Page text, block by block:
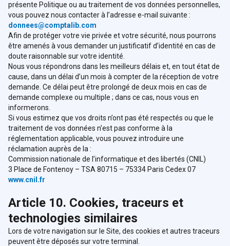
présente Politique ou au traitement de vos données personnelles,
vous pouvez nous contacter à l’adresse e-mail suivante :
donnees@comptalib.com
Afin de protéger votre vie privée et votre sécurité, nous pourrons
être amenés à vous demander un justificatif d’identité en cas de
doute raisonnable sur votre identité.
Nous vous répondrons dans les meilleurs délais et, en tout état de
cause, dans un délai d’un mois à compter de la réception de votre
demande. Ce délai peut être prolongé de deux mois en cas de
demande complexe ou multiple ; dans ce cas, nous vous en
informerons.
Si vous estimez que vos droits n’ont pas été respectés ou que le
traitement de vos données n’est pas conforme à la
réglementation applicable, vous pouvez introduire une
réclamation auprès de la :
Commission nationale de l’informatique et des libertés (CNIL)
3 Place de Fontenoy – TSA 80715 – 75334 Paris Cedex 07
www.cnil.fr
Article 10. Cookies, traceurs et
technologies similaires
Lors de votre navigation sur le Site, des cookies et autres traceurs
peuvent être déposés sur votre terminal.